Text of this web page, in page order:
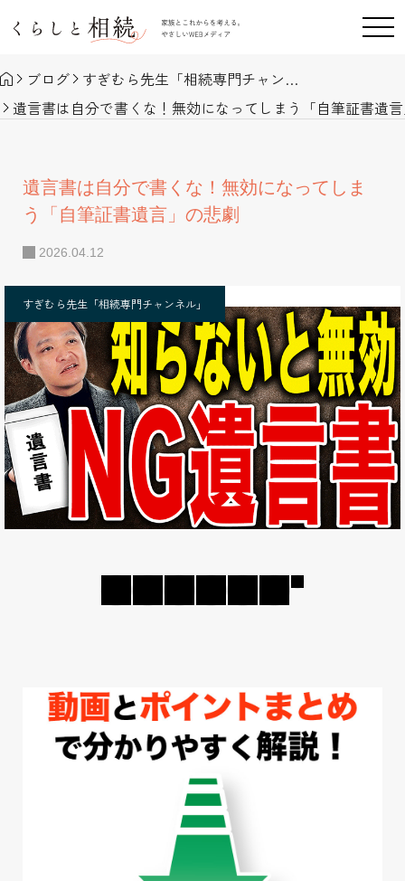
ブログ
すぎむら先生「相続専門チャンネル」
遺言書は自分で書くな！無効になってしまう「自筆証書遺
遺言書は自分で書くな！無効になってしま
う「自筆証書遺言」の悲劇
2026.04.12
すぎむら先生「相続専門チャンネル」